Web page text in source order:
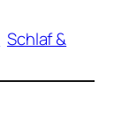
Schlaf &